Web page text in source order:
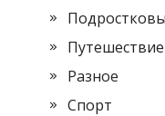
Путешествие
Разное
Спорт